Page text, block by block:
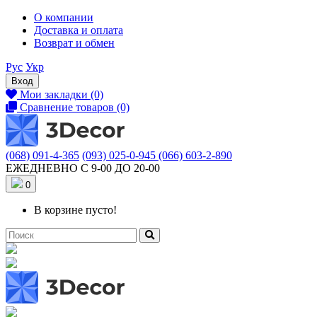
О компании
Доставка и оплата
Возврат и обмен
Рус Укр
Вход
Мои закладки (0)
Сравнение товаров (0)
(068) 091-4-365 (093) 025-0-945 (066) 603-2-890
ЕЖЕДНЕВНО С 9-00 ДО 20-00
0
В корзине пусто!